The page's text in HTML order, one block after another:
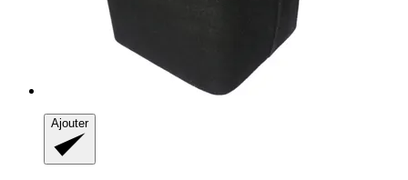
Ajouter